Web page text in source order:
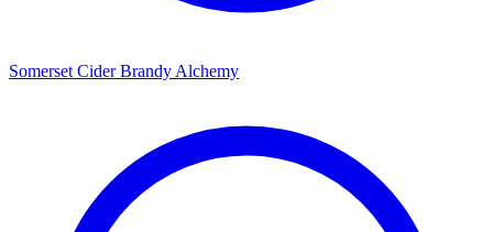
Somerset Cider Brandy Alchemy